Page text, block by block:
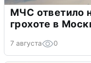
МЧС ответило
грохоте в
7 августа 0